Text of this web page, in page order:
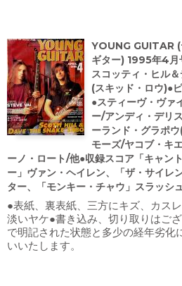
YOUNG GUITAR (
ギター) 1995年4月
スコッティ・ヒル
(スキッド・ロウ)●
●スティーヴ・ヴァ
ー/アンディ・デリ
ーランド・グラポ
モーズ/ヤコブ・キ
ーノ・ロート/他●収録スコア「キャン
ー」ヴァン・ヘイレン、「ザ・サイレ
ター、「モンキー・チャウ」スラッシ
●表紙、裏表紙、三方にキズ、カス
淡いヤケ●書き込み、切り取りはご
で明記された状態と多少の経年劣化
いいたします。